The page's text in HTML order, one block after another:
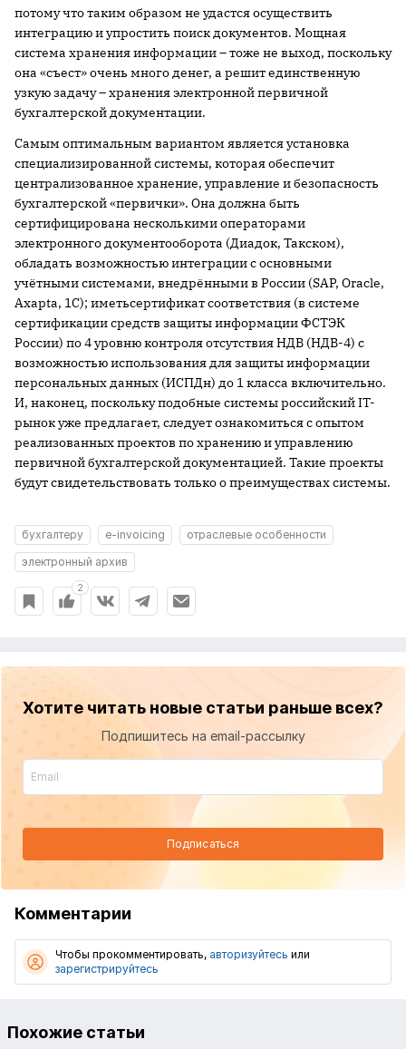
потому что таким образом не удастся осуществить
интеграцию и упростить поиск документов. Мощная
система хранения информации – тоже не выход, поскольку
она «съест» очень много денег, а решит единственную
узкую задачу – хранения электронной первичной
бухгалтерской документации.
Самым оптимальным вариантом является установка
специализированной системы, которая обеспечит
централизованное хранение, управление и безопасность
бухгалтерской «первички». Она должна быть
сертифицирована несколькими операторами
электронного документооборота (Диадок, Такском),
обладать возможностью интеграции с основными
учётными системами, внедрёнными в России (SAP, Oracle,
Axapta, 1С); иметьсертификат соответствия (в системе
сертификации средств защиты информации ФСТЭК
России) по 4 уровню контроля отсутствия НДВ (НДВ-4) с
возможностью использования для защиты информации
персональных данных (ИСПДн) до 1 класса включительно.
И, наконец, поскольку подобные системы российский IT-
рынок уже предлагает, следует ознакомиться с опытом
реализованных проектов по хранению и управлению
первичной бухгалтерской документацией. Такие проекты
будут свидетельствовать только о преимуществах системы.
бухгалтеру e-invoicing
отраслевые особенности
электронный архив
2
Хотите читать новые статьи раньше всех?
Подпишитесь на email-рассылку
Подписаться
Комментарии
Чтобы прокомментировать, авторизуйтесь или
зарегистрируйтесь
Похожие статьи